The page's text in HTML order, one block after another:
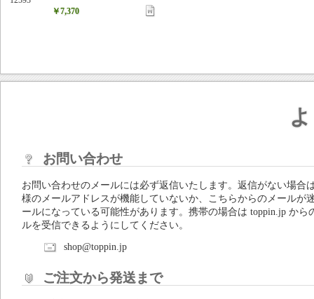
￥7,370
お問い合わせ
お問い合わせのメールには必ず返信いたします。返信がない場合
様のメールアドレスが機能していないか、こちらからのメールが
ールになっている可能性があります。携帯の場合は toppin.jp から
ルを受信できるようにしてください。
shop@toppin.jp
ご注文から発送まで